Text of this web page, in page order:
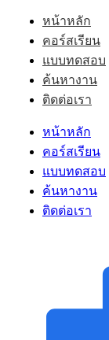
หน้าหลัก
คอร์สเรียน
แบบทดสอบ
ค้นหางาน
ติดต่อเรา
หน้าหลัก
คอร์สเรียน
แบบทดสอบ
ค้นหางาน
ติดต่อเรา